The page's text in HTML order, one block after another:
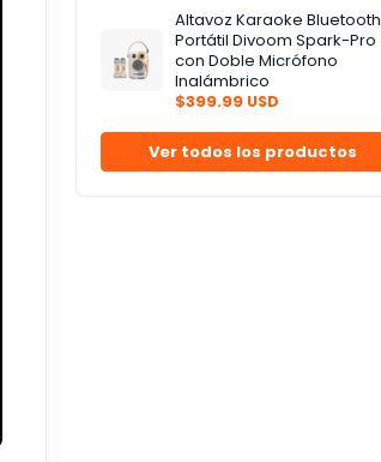
Altavoz Karaoke Bluetooth
Portátil Divoom Spark-Pro
con Doble Micrófono
Inalámbrico
$399.99 USD
Ver todos los productos